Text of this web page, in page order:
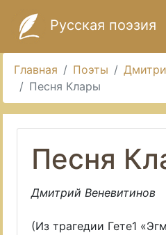
Русская поэзия
Главная Поэты
Песня Клары
Песня
Дмитрий Веневитинов
(Из трагедии Гете1